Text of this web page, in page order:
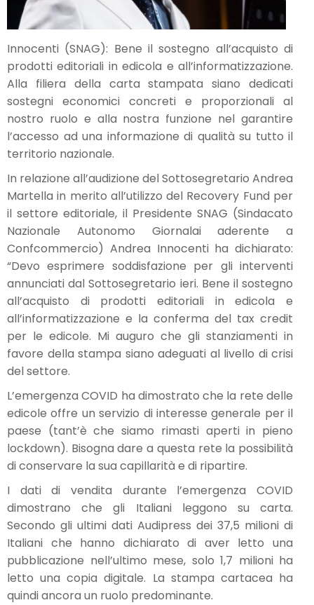
Innocenti (SNAG): Bene il sostegno all’acquisto di
prodotti editoriali in edicola e all’informatizzazione.
Alla filiera della carta stampata siano dedicati
sostegni economici concreti e proporzionali al
nostro ruolo e alla nostra funzione nel garantire
l’accesso ad una informazione di qualità su tutto il
territorio nazionale.
In relazione all’audizione del Sottosegretario Andrea
Martella in merito all’utilizzo del Recovery Fund per
il settore editoriale, il Presidente SNAG (Sindacato
Nazionale Autonomo Giornalai aderente a
Confcommercio) Andrea Innocenti ha dichiarato:
“Devo esprimere soddisfazione per gli interventi
annunciati dal Sottosegretario ieri. Bene il sostegno
all’acquisto di prodotti editoriali in edicola e
all’informatizzazione e la conferma del tax credit
per le edicole. Mi auguro che gli stanziamenti in
favore della stampa siano adeguati al livello di crisi
del settore.
L’emergenza COVID ha dimostrato che la rete delle
edicole offre un servizio di interesse generale per il
paese (tant’è che siamo rimasti aperti in pieno
lockdown). Bisogna dare a questa rete la possibilità
di conservare la sua capillarità e di ripartire.
I dati di vendita durante l’emergenza COVID
dimostrano che gli Italiani leggono su carta.
Secondo gli ultimi dati Audipress dei 37,5 milioni di
Italiani che hanno dichiarato di aver letto una
pubblicazione nell’ultimo mese, solo 1,7 milioni ha
letto una copia digitale. La stampa cartacea ha
quindi ancora un ruolo predominante.